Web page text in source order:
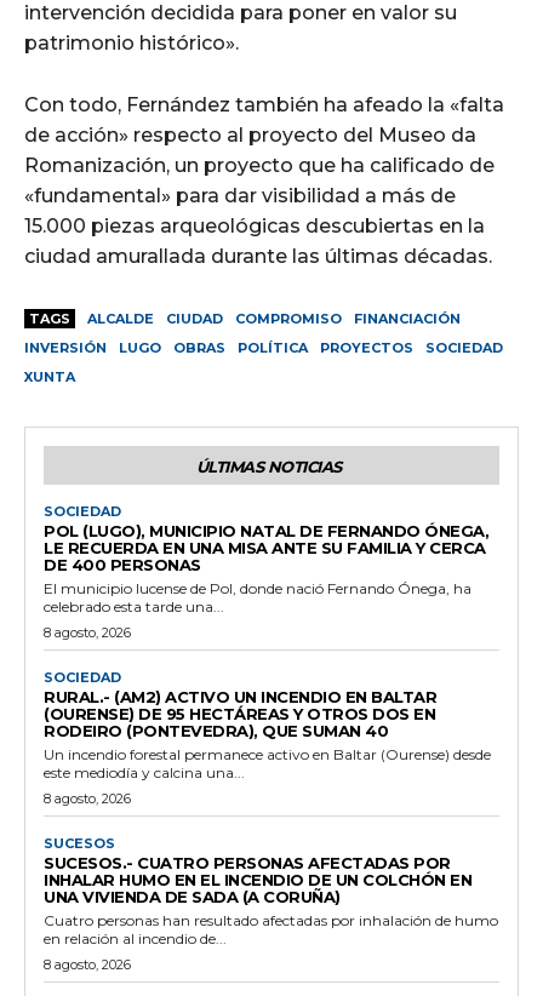
intervención decidida para poner en valor su
patrimonio histórico».
Con todo, Fernández también ha afeado la «falta
de acción» respecto al proyecto del Museo da
Romanización, un proyecto que ha calificado de
«fundamental» para dar visibilidad a más de
15.000 piezas arqueológicas descubiertas en la
ciudad amurallada durante las últimas décadas.
TAGS ALCALDE CIUDAD COMPROMISO
FINANCIACIÓN
INVERSIÓN
LUGO OBRAS POLÍTICA PROYECTOS
SOCIEDAD
XUNTA
ÚLTIMAS NOTICIAS
SOCIEDAD
POL (LUGO), MUNICIPIO NATAL DE FERNANDO ÓNEGA,
LE RECUERDA EN UNA MISA ANTE SU FAMILIA Y CERCA
DE 400 PERSONAS
El municipio lucense de Pol, donde nació Fernando Ónega, ha
celebrado esta tarde una...
8 agosto, 2026
SOCIEDAD
RURAL.- (AM2) ACTIVO UN INCENDIO EN BALTAR
(OURENSE) DE 95 HECTÁREAS Y OTROS DOS EN
RODEIRO (PONTEVEDRA), QUE SUMAN 40
Un incendio forestal permanece activo en Baltar (Ourense) desde
este mediodía y calcina una...
8 agosto, 2026
SUCESOS
SUCESOS.- CUATRO PERSONAS AFECTADAS POR
INHALAR HUMO EN EL INCENDIO DE UN COLCHÓN EN
UNA VIVIENDA DE SADA (A CORUÑA)
Cuatro personas han resultado afectadas por inhalación de humo
en relación al incendio de...
8 agosto, 2026